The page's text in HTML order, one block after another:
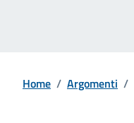
Home / Argomenti /